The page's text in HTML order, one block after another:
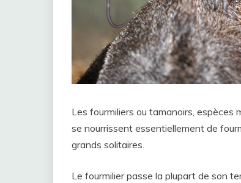
Les fourmiliers ou tamanoirs,
se nourrissent essentiellement de
grands solitaires.
Le fourmilier passe la plupart de son